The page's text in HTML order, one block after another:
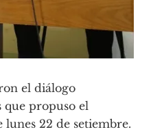
el diálogo
que propuso el
22 de setiembre.